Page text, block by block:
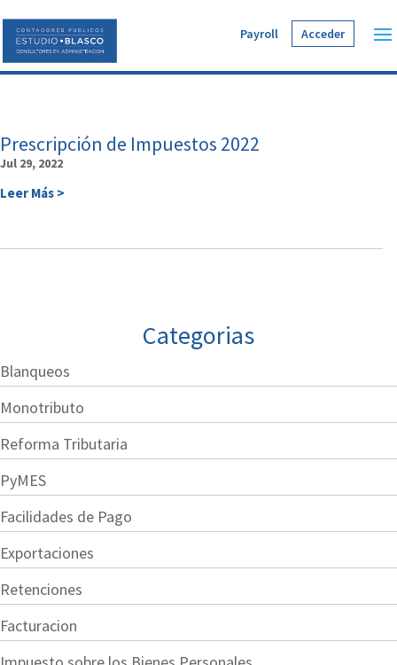
Payroll Acceder
Prescripción de Impuestos 2022
Jul 29, 2022
Leer Más >
Categorias
Blanqueos
Monotributo
Reforma Tributaria
PyMES
Facilidades de Pago
Exportaciones
Retenciones
Facturacion